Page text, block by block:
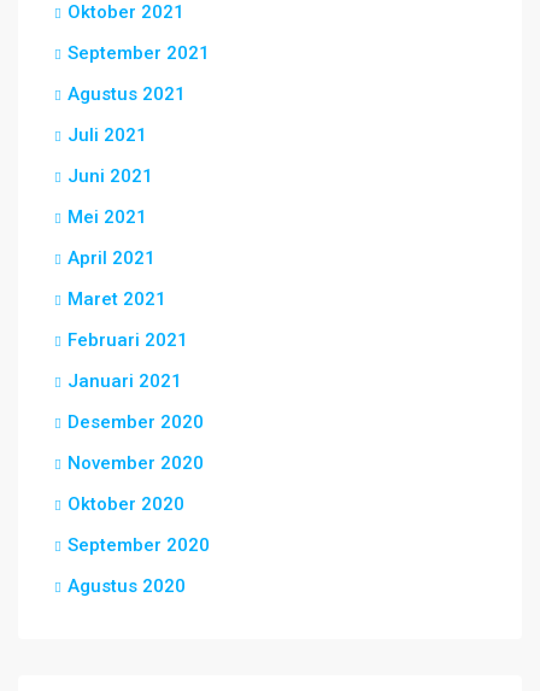
Oktober 2021
September 2021
Agustus 2021
Juli 2021
Juni 2021
Mei 2021
April 2021
Maret 2021
Februari 2021
Januari 2021
Desember 2020
November 2020
Oktober 2020
September 2020
Agustus 2020